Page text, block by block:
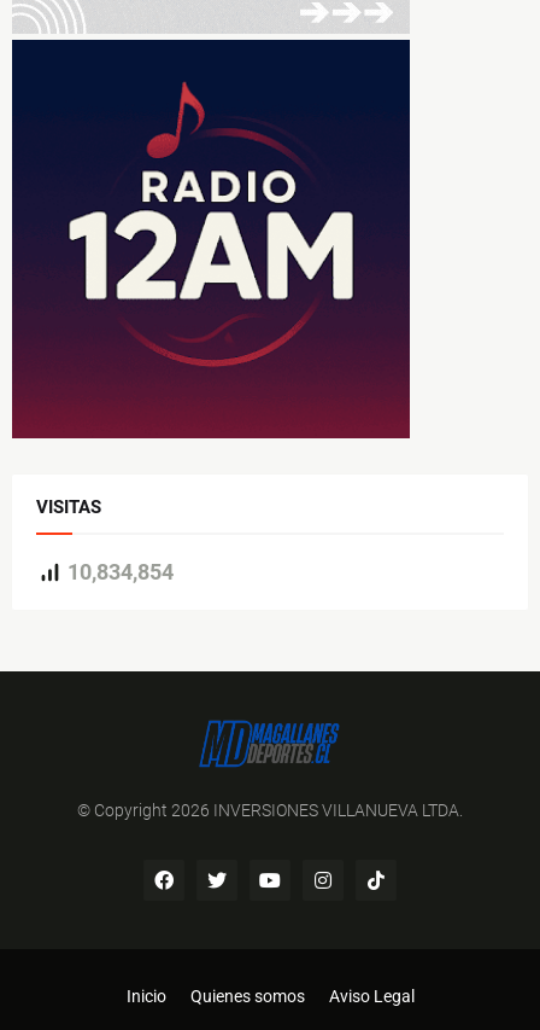
VISITAS
10,834,854
© Copyright 2026 INVERSIONES VILLANUEVA LTDA.
Inicio Quienes somos Aviso Legal